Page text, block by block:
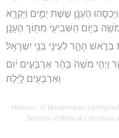
וַיְכַסֵּ֥הוּ הֶעָנָ֖ן שֵׁ֣שֶׁת יָמִ֑ים וַיִּקְרָ֧א
בַּיּ֥וֹם הַשְּׁבִיעִ֖י מִתּ֥וֹךְ הֶעָנָֽן׃
הָהָ֑ר לְעֵינֵ֖י בְּנֵ֥י יִשְׂרָאֵֽל׃
וַיְהִ֤י מֹשֶׁה֙ בָּהָ֔ר אַרְבָּעִ֣ים י֔וֹם
וְאַרְבָּעִ֖ים לָֽיְלָה׃
Hébreu : © Westminster
Society of Biblical Literature